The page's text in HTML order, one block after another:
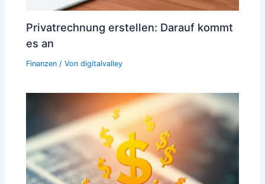
Privatrechnung erstellen: Darauf kommt
es an
Finanzen / Vondigitalvalley